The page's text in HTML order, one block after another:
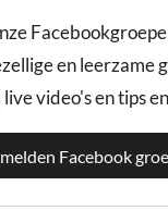
b
o
k
a
r
a
o
en leerzame
video's en tips
Facebook